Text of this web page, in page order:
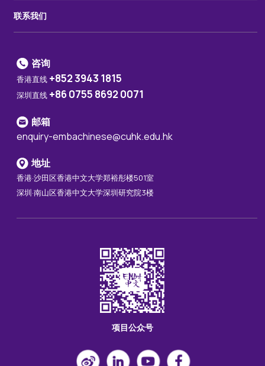
联系我们
咨询
香港直线 +852 3943 1815
深圳直线 +86 0755 8692 0071
邮箱
enquiry-embachinese@cuhk.edu.hk
地址
香港·沙田区香港中文大学郑裕彤楼501室
深圳·南山区香港中文大学深圳研究院3楼
项目公众号